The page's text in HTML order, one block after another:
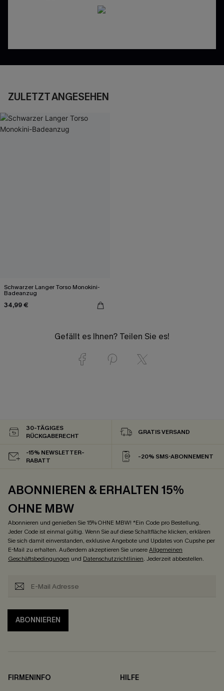
ZULETZT ANGESEHEN
Schwarzer Langer Torso Monokini-
Badeanzug
34,99 €
Gefällt es Ihnen? Teilen Sie es!
30-TÄGIGES
RÜCKGABERECHT
GRATIS VERSAND
-15% NEWSLETTER-
RABATT
-20% SMS-ABONNEMENT
ABONNIEREN & ERHALTEN 15%
OHNE MBW
Abonnieren und genießen Sie 15% OHNE MBW! *Ein Code pro Bestellung.
Jeder Code ist einmal gültig. Wenn Sie auf diese Schaltfläche klicken, erklären
Sie sich damit einverstanden, exklusive Angebote und Updates von Cupshe per
E-Mail zu erhalten. Außerdem akzeptieren Sie unsereAllgemeinen
Geschäftsbedingungen und Datenschutzrichtlinien. Jederzeit abbestellen.
ABONNIEREN
FIRMENINFO
HILFE